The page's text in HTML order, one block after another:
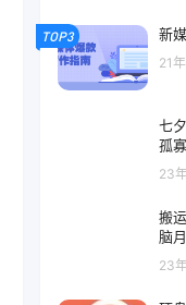
TOP3 新
21
七
孤
23
搬
脑
程
23